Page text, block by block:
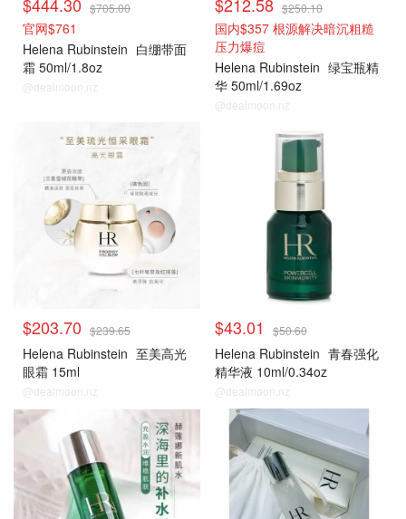
$705.00
官网$761
Helena Rubinstein 白绷带面
霜 50ml/1.8oz
@dealmoon.nz
$250.10
国内$357 根源解决暗沉粗糙
压力爆痘
Helena Rubinstein 绿宝瓶精
华 50ml/1.69oz
@dealmoon.nz
$203.70 $239.65
Helena Rubinstein 至美高光
眼霜 15ml
@dealmoon.nz
$43.01 $50.60
Helena Rubinstein 青春强化
精华液 10ml/0.34oz
@dealmoon.nz
赫莲娜 赫莲娜